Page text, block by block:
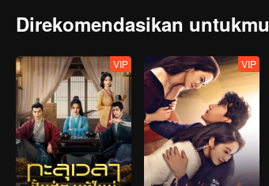
Direkomendasikan untukmu
VIP VIP